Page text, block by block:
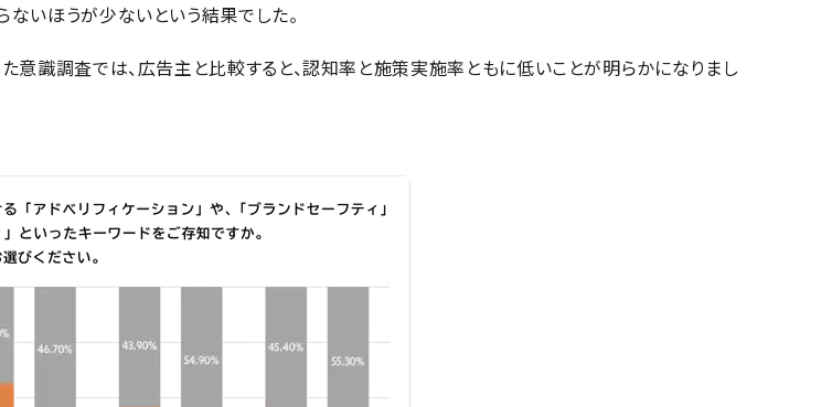
ないほうが少ないという結果でした。
識調査では、広告主と比較すると、認知率と施策実施率ともに低いことが明らかになりまし